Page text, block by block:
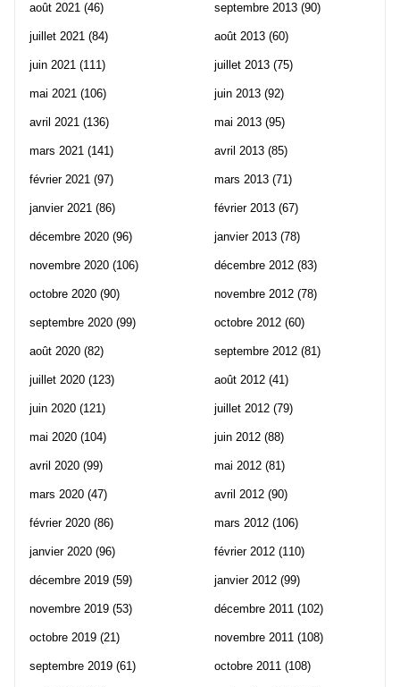
août 2021 (46)
juillet 2021 (84)
juin 2021 (111)
mai 2021 (106)
avril 2021 (136)
mars 2021 (141)
février 2021 (97)
janvier 2021 (86)
décembre 2020 (96)
novembre 2020 (106)
octobre 2020 (90)
septembre 2020 (99)
août 2020 (82)
juillet 2020 (123)
juin 2020 (121)
mai 2020 (104)
avril 2020 (99)
mars 2020 (47)
février 2020 (86)
janvier 2020 (96)
décembre 2019 (59)
novembre 2019 (53)
octobre 2019 (21)
septembre 2019 (61)
septembre 2013 (90)
août 2013 (60)
juillet 2013 (75)
juin 2013 (92)
mai 2013 (95)
avril 2013 (85)
mars 2013 (71)
février 2013 (67)
janvier 2013 (78)
décembre 2012 (83)
novembre 2012 (78)
octobre 2012 (60)
septembre 2012 (81)
août 2012 (41)
juillet 2012 (79)
juin 2012 (88)
mai 2012 (81)
avril 2012 (90)
mars 2012 (106)
février 2012 (110)
janvier 2012 (99)
décembre 2011 (102)
novembre 2011 (108)
octobre 2011 (108)